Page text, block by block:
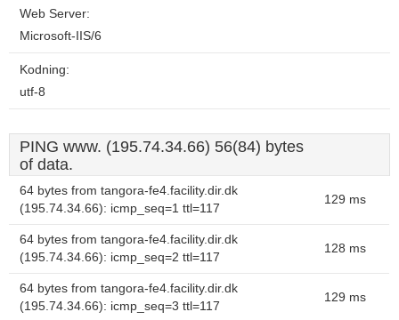
Web Server:
Microsoft-IIS/6
Kodning:
utf-8
PING www. (195.74.34.66) 56(84) bytes
of data.
64 bytes from tangora-fe4.facility.dir.dk
(195.74.34.66): icmp_seq=1 ttl=117
129 ms
64 bytes from tangora-fe4.facility.dir.dk
(195.74.34.66): icmp_seq=2 ttl=117
128 ms
64 bytes from tangora-fe4.facility.dir.dk
(195.74.34.66): icmp_seq=3 ttl=117
129 ms